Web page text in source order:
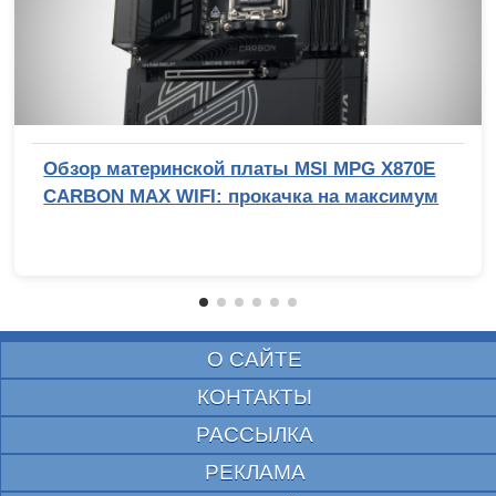
Обзор материнской платы MSI MPG X870E
CARBON MAX WIFI: прокачка на максимум
О САЙТЕ
КОНТАКТЫ
РАССЫЛКА
РЕКЛАМА